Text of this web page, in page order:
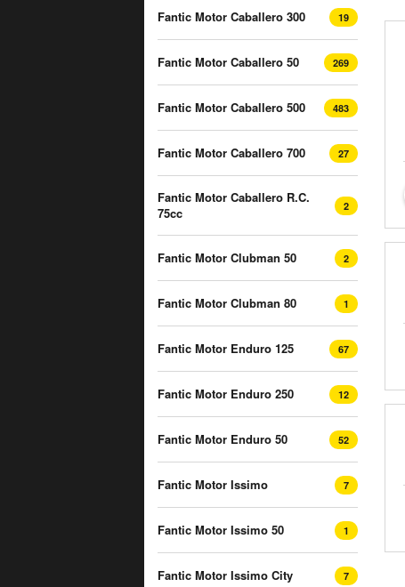
Fantic Motor Caballero 300 19
Fantic Motor Caballero 50 269
Fantic Motor Caballero 500 483
Fantic Motor Caballero 700 27
Fantic Motor Caballero R.C.
75cc
2
Fantic Motor Clubman 50 2
Fantic Motor Clubman 80 1
Fantic Motor Enduro 125 67
Fantic Motor Enduro 250 12
Fantic Motor Enduro 50 52
Fantic Motor Issimo 7
Fantic Motor Issimo 50 1
Fantic Motor Issimo City 7